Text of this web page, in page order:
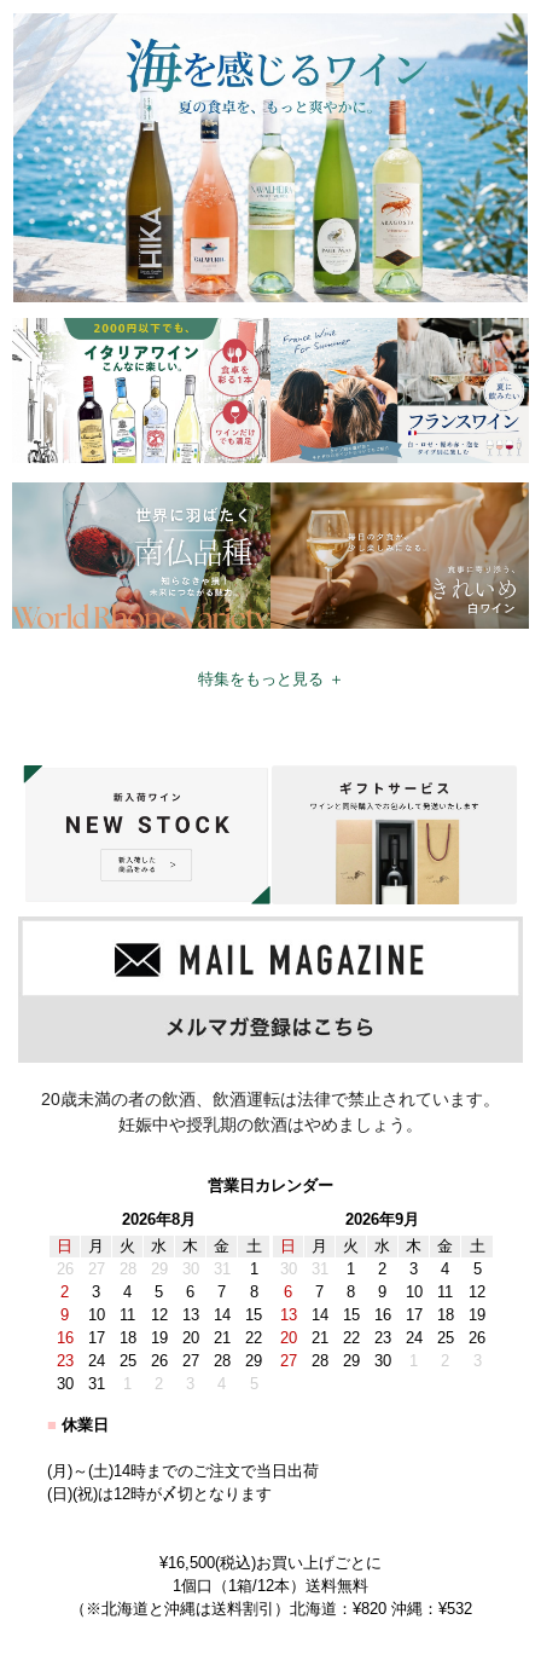
特集をもっと見る ＋
20歳未満の者の飲酒、飲酒運転は法律で禁止されています。
妊娠中や授乳期の飲酒はやめましょう。
営業日カレンダー
2026年8月
日
月 火 水 木 金
土
26
27 28 29 30 31
1
2
3 4 5 6 7
8
9
10 11 12 13 14
15
16
17 18 19 20 21
22
23
24 25 26 27 28
29
30
31 1 2 3 4 5
2026年9月
日
月 火 水 木 金
土
30
31 1 2 3 4
5
6
7 8 9 10 11
12
13
14 15 16 17 18
19
20
21 22 23 24 25
26
27
28 29 30 1 2 3
■ 休業日
(月)～(土)14時までのご注文で当日出荷
(日)(祝)は12時が〆切となります
¥16,500(税込)お買い上げごとに
1個口（1箱/12本）送料無料
（※北海道と沖縄は送料割引）北海道：¥820 沖縄：¥532